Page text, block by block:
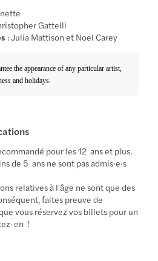
Gattelli
: Julia Mattison et Noel Carey
the appearance of any particular artist,
and holidays.
pour les 12 ans et plus.
de 5 ans ne sont pas admis·e·s
relatives à l'âge ne sont que des
faites preuve de
vous réservez vos billets pour un
en !